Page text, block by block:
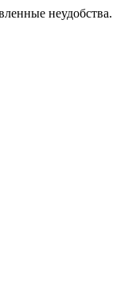
неудобства.